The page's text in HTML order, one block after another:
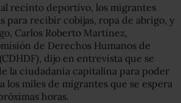
recinto deportivo, los migrantes
para recibir cobijas, ropa de abrigo, y
Carlos Roberto Martínez,
de Derechos Humanos de
dijo en entrevista que se
la ciudadanía capitalina para poder
los miles de migrantes que se espera
horas.